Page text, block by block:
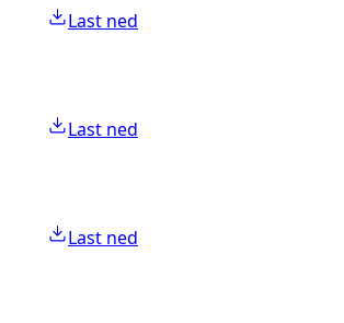
Last ned
Last ned
Last ned